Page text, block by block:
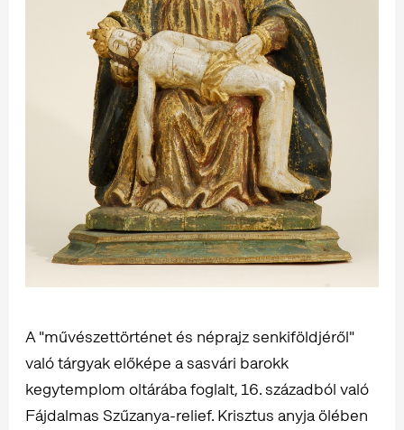
A "művészettörténet és néprajz senkiföldjéről"
való tárgyak előképe a sasvári barokk
kegytemplom oltárába foglalt, 16. századból való
Fájdalmas Szűzanya-relief. Krisztus anyja ölében